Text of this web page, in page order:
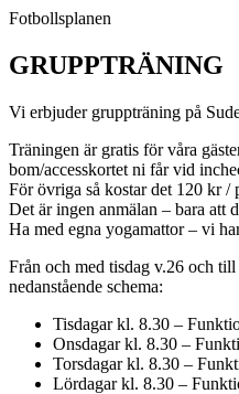
Fotbollsplanen
GRUPPTRÄNING
Vi erbjuder gruppträning på
Träningen är gratis för våra
bom/accesskortet ni får vid
För övriga så kostar det 120 kr /
Det är ingen anmälan – bara att
Ha med egna yogamattor – vi
Från och med tisdag v.26 och
nedanstående schema:
Tisdagar kl. 8.30 –
Onsdagar kl. 8.30 –
Torsdagar kl. 8.30 –
Lördagar kl. 8.30 –